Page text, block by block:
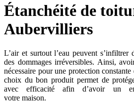
Étanchéité de
Aubervilliers
L’air et surtout l’eau peuvent s’infiltrer
des dommages irréversibles. Ainsi,
nécessaire pour une protection
choix du bon produit permet de
avec efficacité afin d’avoir un
votre maison.